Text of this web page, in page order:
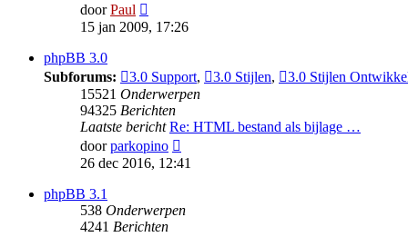
doorPaul
laatste
bericht
15 jan 2009, 17:26
phpBB 3.0
Subforums:
3.0 Support, 3.0 Stijlen, 3.0 Stijlen
15521 Onderwerpen
94325 Berichten
Laatste bericht Re: HTML bestand als bijlage …
doorparkopino
laatste
26 dec 2016, 12:41
phpBB 3.1
538 Onderwerpen
4241 Berichten